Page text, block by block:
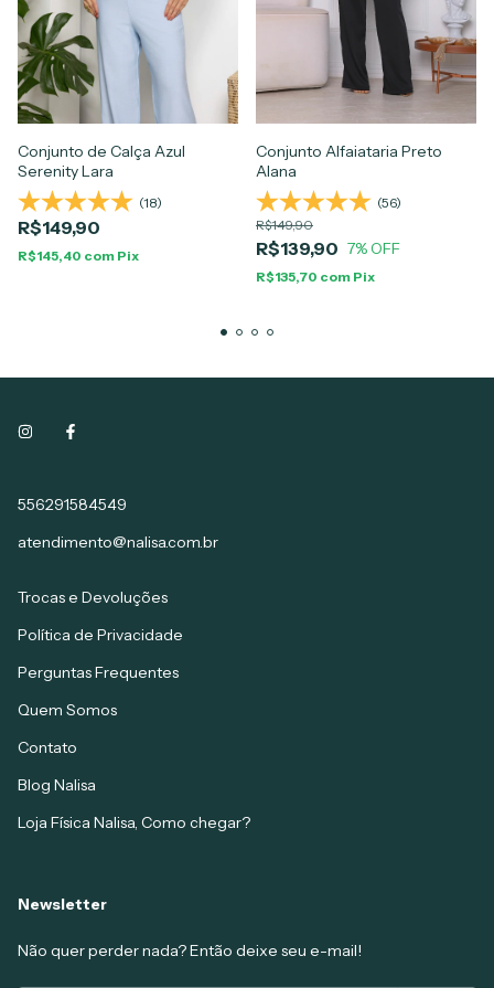
Conjunto de Calça Azul
Serenity Lara
(18)
R$149,90
R$145,40 com Pix
Conjunto Alfaiataria Preto
Alana
(56)
R$139,90
R$149,90
7% OFF
R$135,70 com Pix
556291584549
atendimento@nalisa.com.br
Trocas e Devoluções
Política de Privacidade
Perguntas Frequentes
Quem Somos
Contato
Blog Nalisa
Loja Física Nalisa, Como chegar?
Newsletter
Não quer perder nada? Então deixe seu e-mail!